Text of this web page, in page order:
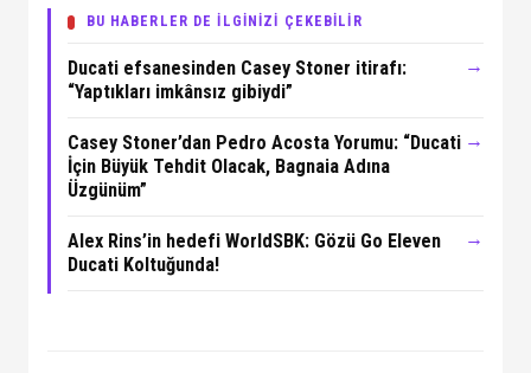
BU HABERLER DE İLGİNİZİ ÇEKEBİLİR
Ducati efsanesinden Casey Stoner itirafı:
“Yaptıkları imkânsız gibiydi”
→
Casey Stoner’dan Pedro Acosta Yorumu: “Ducati
İçin Büyük Tehdit Olacak, Bagnaia Adına
Üzgünüm”
→
Alex Rins’in hedefi WorldSBK: Gözü Go Eleven
Ducati Koltuğunda!
→